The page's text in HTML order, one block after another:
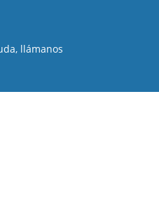
llámanos